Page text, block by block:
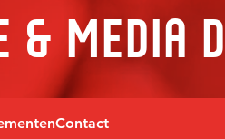
Media
Contact